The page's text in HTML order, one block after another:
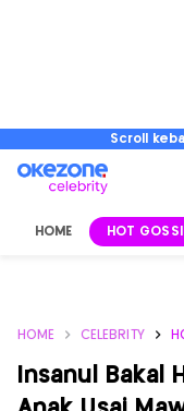
Scroll
HOME HOT
HOME CELEBRITY
Insanul Bakal